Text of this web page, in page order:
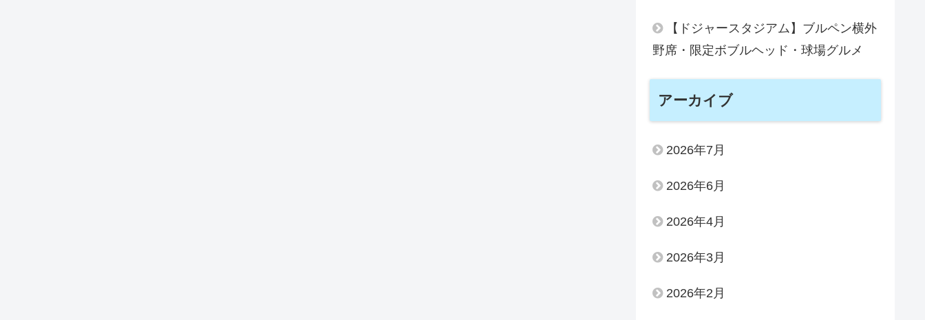
【ドジャースタジアム】ブルペン横外
野席・限定ボブルヘッド・球場グルメ
アーカイブ
2026年7月
2026年6月
2026年4月
2026年3月
2026年2月